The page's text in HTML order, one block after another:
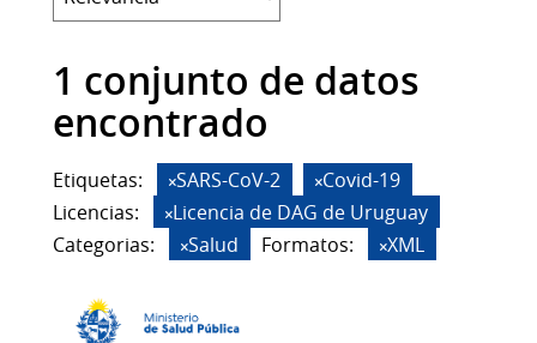
1 conjunto de datos
encontrado
Etiquetas: SARS-CoV-2
Covid-19
Licencias:
Licencia de DAG de Uruguay
Categorias:
Salud Formatos: XML